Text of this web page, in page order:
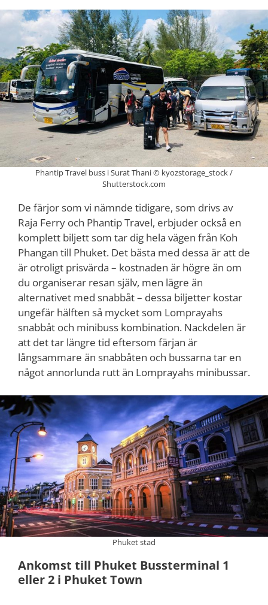
Phantip Travel buss i Surat Thani © kyozstorage_stock /
Shutterstock.com
De färjor som vi nämnde tidigare, som drivs av
Raja Ferry och Phantip Travel, erbjuder också en
komplett biljett som tar dig hela vägen från Koh
Phangan till Phuket. Det bästa med dessa är att de
är otroligt prisvärda – kostnaden är högre än om
du organiserar resan själv, men lägre än
alternativet med snabbåt – dessa biljetter kostar
ungefär hälften så mycket som Lomprayahs
snabbåt och minibuss kombination. Nackdelen är
att det tar längre tid eftersom färjan är
långsammare än snabbåten och bussarna tar en
något annorlunda rutt än Lomprayahs minibussar.
Phuket stad
Ankomst till Phuket Bussterminal 1
eller 2 i Phuket Town